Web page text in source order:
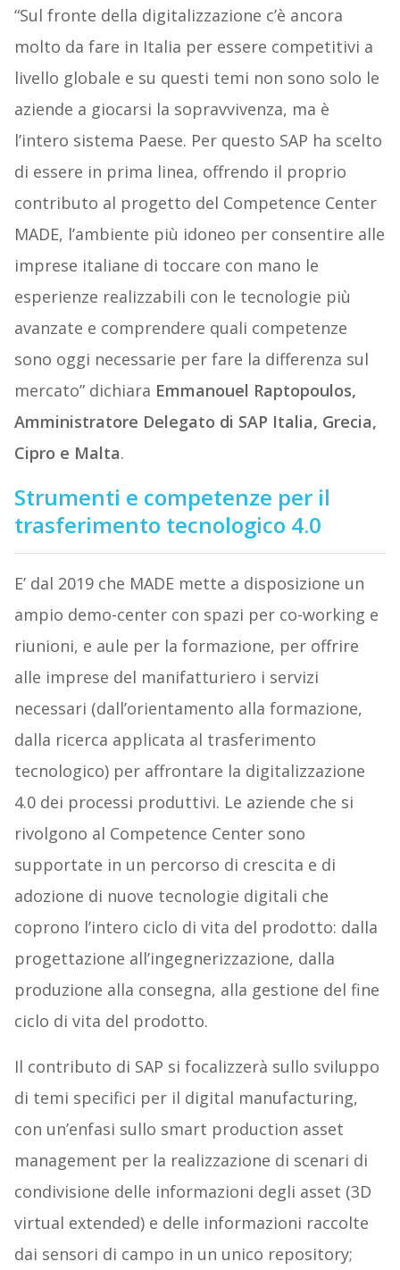
“Sul fronte della digitalizzazione c’è ancora
molto da fare in Italia per essere competitivi a
livello globale e su questi temi non sono solo le
aziende a giocarsi la sopravvivenza, ma è
l’intero sistema Paese. Per questo SAP ha scelto
di essere in prima linea, offrendo il proprio
contributo al progetto del Competence Center
MADE, l’ambiente più idoneo per consentire alle
imprese italiane di toccare con mano le
esperienze realizzabili con le tecnologie più
avanzate e comprendere quali competenze
sono oggi necessarie per fare la differenza sul
mercato” dichiara Emmanouel Raptopoulos,
Amministratore Delegato di SAP Italia, Grecia,
Cipro e Malta.
Strumenti e competenze per il
trasferimento tecnologico 4.0
E’ dal 2019 che MADE mette a disposizione un
ampio demo-center con spazi per co-working e
riunioni, e aule per la formazione, per offrire
alle imprese del manifatturiero i servizi
necessari (dall’orientamento alla formazione,
dalla ricerca applicata al trasferimento
tecnologico) per affrontare la digitalizzazione
4.0 dei processi produttivi. Le aziende che si
rivolgono al Competence Center sono
supportate in un percorso di crescita e di
adozione di nuove tecnologie digitali che
coprono l’intero ciclo di vita del prodotto: dalla
progettazione all’ingegnerizzazione, dalla
produzione alla consegna, alla gestione del fine
ciclo di vita del prodotto.
Il contributo di SAP si focalizzerà sullo sviluppo
di temi specifici per il digital manufacturing,
con un’enfasi sullo smart production asset
management per la realizzazione di scenari di
condivisione delle informazioni degli asset (3D
virtual extended) e delle informazioni raccolte
dai sensori di campo in un unico repository;